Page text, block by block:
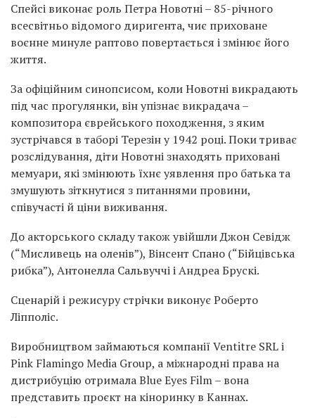
Спейсі виконає роль Петра Новотні – 85-річного
всесвітньо відомого диригента, чиє приховане
воєнне минуле раптово повертається і змінює його
життя.
За офіційним синопсисом, коли Новотні викрадають
під час прогулянки, він упізнає викрадача –
композитора єврейського походження, з яким
зустрічався в таборі Терезін у 1942 році. Поки триває
розслідування, діти Новотні знаходять приховані
мемуари, які змінюють їхнє уявлення про батька та
змушують зіткнутися з питаннями провини,
співучасті й ціни виживання.
До акторського складу також увійшли Джон Севідж
(“Мисливець на оленів”), Вінсент Спано (“Бійцівська
рибка”), Антонелла Сальвуччі і Андреа Брускі.
Сценарій і режисуру стрічки виконує Роберто
Ліпполіс.
Виробництвом займаються компанії Ventitre SRL і
Pink Flamingo Media Group, а міжнародні права на
дистрибуцію отримала Blue Eyes Film – вона
представить проєкт на кіноринку в Каннах.